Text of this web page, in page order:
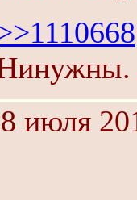
июля